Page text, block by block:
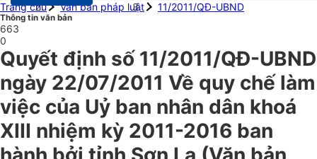
Trang chủ
Văn bản pháp luật 11/2011/QĐ-UBND
Thông tin văn bản
663
0
Quyết định số 11/2011/QĐ-UBND
ngày 22/07/2011 Về quy chế làm
việc của Uỷ ban nhân dân khoá
XIII nhiệm kỳ 2011-2016 ban